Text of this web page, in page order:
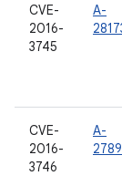
CVE-
2016-
3745
A-
CVE-
2016-
3746
A-